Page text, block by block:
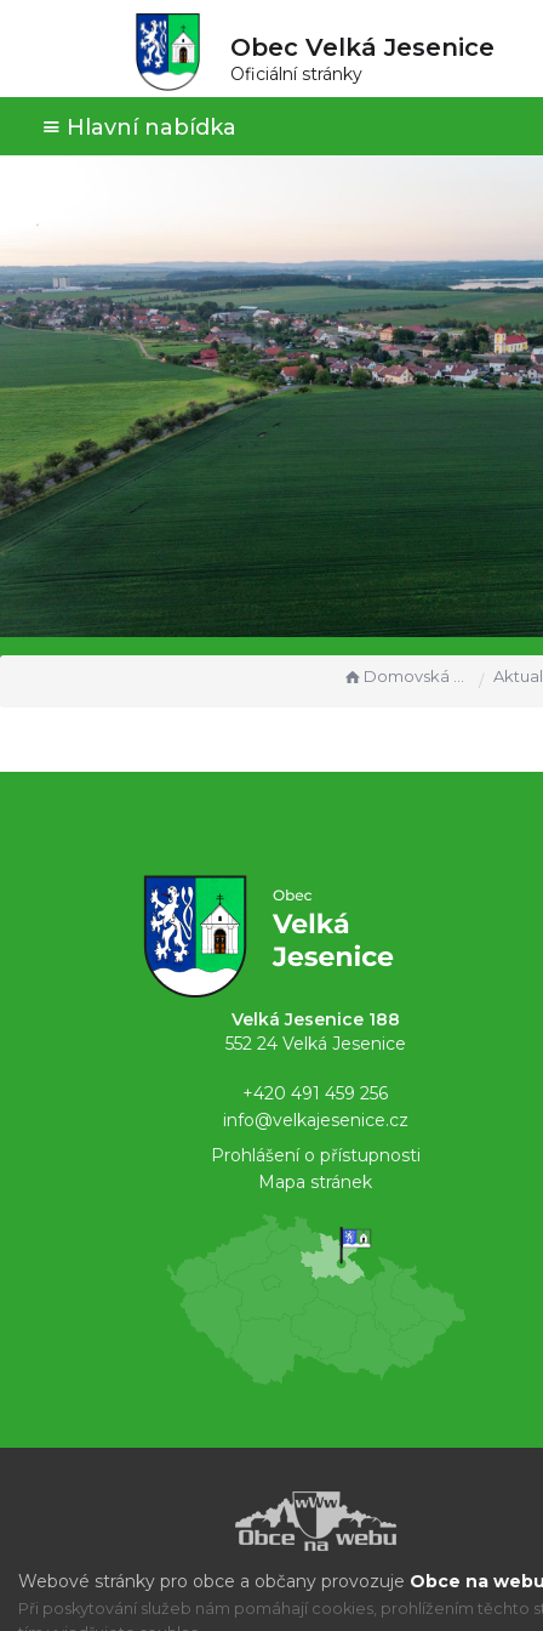
Obec Velká Jesenice
Oficiální stránky
Hlavní nabídka
Domovská stránka
Velká Jesenice 188
552 24 Velká Jesenice
+420 491 459 256
info@velkajesenice.cz
Prohlášení o přístupnosti
Mapa stránek
Webové stránky pro obce a občany provozuje Obce na
Při poskytování služeb nám pomáhají cookies, prohlížením těchto